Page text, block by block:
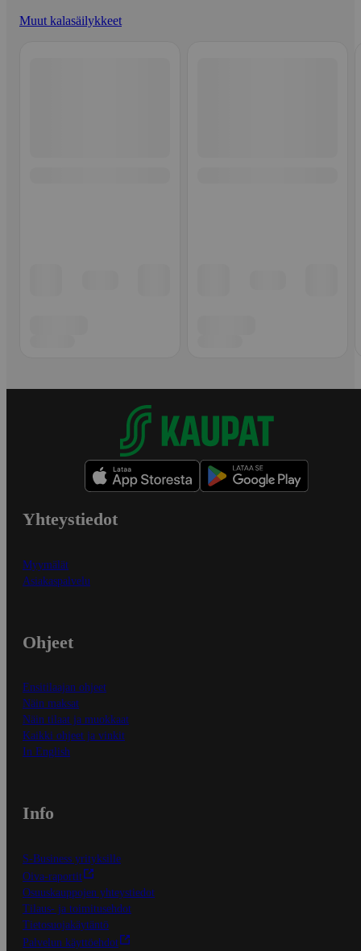
Muut kalasäilykkeet
Yhteystiedot
Myymälät
Asiakaspalvelu
Ohjeet
Ensitilaajan ohjeet
Näin maksat
Näin tilaat ja muokkaat
Kaikki ohjeet ja vinkit
In English
Info
S-Business yrityksille
Oiva-raportit
Osuuskauppojen yhteystiedot
Tilaus- ja toimitusehdot
Tietosuojakäytäntö
Palvelun käyttöehdot